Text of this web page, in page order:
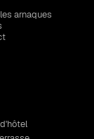
arnaques